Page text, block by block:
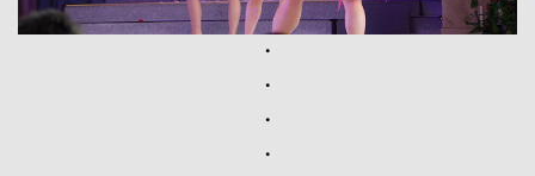
・
・
・
・